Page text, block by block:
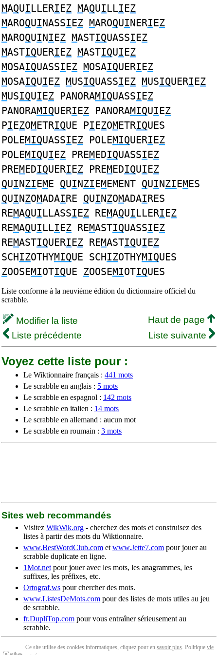
MAQUILLERIEZ MAQUILLIEZ
MAROQUINASSIEZ MAROQUINERIEZ
MAROQUINIEZ MASTIQUASSIEZ
MASTIQUERIEZ MASTIQUIEZ
MOSAIQUASSIEZ MOSAIQUERIEZ
MOSAIQUIEZ MUSIQUASSIEZ MUSIQUERIEZ
MUSIQUIEZ PANORAMIQUASSIEZ
PANORAMIQUERIEZ PANORAMIQUIEZ
PIEZOMETRIQUE PIEZOMETRIQUES
POLEMIQUASSIEZ POLEMIQUERIEZ
POLEMIQUIEZ PREMEDIQUASSIEZ
PREMEDIQUERIEZ PREMEDIQUIEZ
QUINZIEME QUINZIEMEMENT QUINZIEMES
QUINZOMADAIRE QUINZOMADAIRES
REMAQUILLASSIEZ REMAQUILLERIEZ
REMAQUILLIEZ REMASTIQUASSIEZ
REMASTIQUERIEZ REMASTIQUIEZ
SCHIZOTHYMIQUE SCHIZOTHYMIQUES
ZOOSEMIOTIQUE ZOOSEMIOTIQUES
Liste conforme à la neuvième édition du dictionnaire officiel du
scrabble.
Modifier la liste
Haut de page
Liste précédente
Liste suivante
Voyez cette liste pour :
Le Wiktionnaire français : 441 mots
Le scrabble en anglais : 5 mots
Le scrabble en espagnol : 142 mots
Le scrabble en italien : 14 mots
Le scrabble en allemand : aucun mot
Le scrabble en roumain : 3 mots
Sites web recommandés
Visitez WikWik.org - cherchez des mots et construisez des
listes à partir des mots du Wiktionnaire.
www.BestWordClub.com et www.Jette7.com pour jouer au
scrabble duplicate en ligne.
1Mot.net pour jouer avec les mots, les anagrammes, les
suffixes, les préfixes, etc.
Ortograf.ws pour chercher des mots.
www.ListesDeMots.com pour des listes de mots utiles au jeu
de scrabble.
fr.DupliTop.com pour vous entraîner sérieusement au
scrabble.
Ce site utilise des cookies informatiques, cliquez pour en savoir plus. Politique vie